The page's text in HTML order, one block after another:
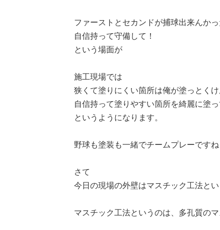
ファーストとセカンドが捕球出来んか
自信持って守備して！
という場面が
施工現場では
狭くて塗りにくい箇所は俺が塗っとくけ
自信持って塗りやすい箇所を綺麗に塗っ
というようになります。
野球も塗装も一緒でチームプレーですね
さて
今日の現場の外壁はマスチック工法と
マスチック工法というのは、多孔質の